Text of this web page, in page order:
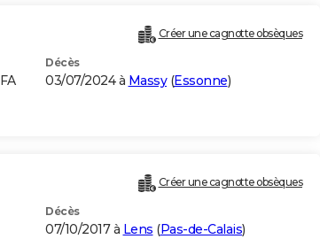
Créer une cagnotte obsèques
Décès
03/07/2024 à Massy(Essonne)
Créer une cagnotte obsèques
Décès
07/10/2017 à Lens (Pas-de-Calais)